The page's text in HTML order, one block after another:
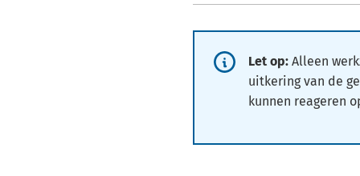
Informatie:
Let op:Alleen
uitkering van de
kunnen reageren